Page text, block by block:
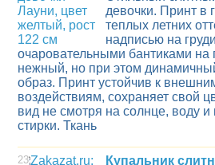
девочки. Принт в
теплых летних
надписью на
очаровательными бантиками на
нежный, но при этом
образ. Принт устойчив к
воздействиям, сохраняет свой
вид не смотря на солнце, воду и
стирки. Ткань
23
Купальник